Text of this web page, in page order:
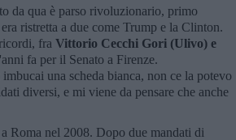
da qua è parso rivoluzionario, primo
ristretta a due come Trump e la Clinton.
fra Vittorio Cecchi Gori (Ulivo) e
fa per il Senato a Firenze.
una scheda bianca, non ce la potevo
diversi, e mi viene da pensare che anche
Roma nel 2008. Dopo due mandati di